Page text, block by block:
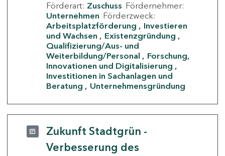
Förderart: Zuschuss Fördernehmer:
Unternehmen Förderzweck:
Arbeitsplatzförderung
Investieren
und Wachsen
Existenzgründung
Qualifizierung/Aus- und
Weiterbildung/Personal
Forschung,
Innovationen und Digitalisierung
Investitionen in Sachanlagen und
Beratung
Unternehmensgründung
Zukunft Stadtgrün -
Verbesserung des